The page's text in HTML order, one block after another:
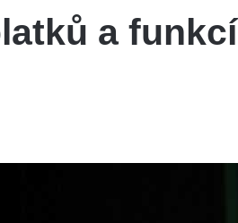
a funkcí